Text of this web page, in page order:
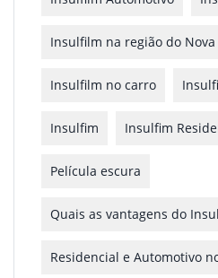
Insulfilm na região do
Insulfilm no carro
Insulfim Insulfim
Película escura
Quais as vantagens do
Residencial e Automotivo